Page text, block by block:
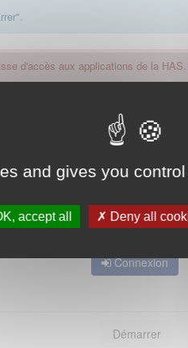
and gives you
accept all Deny all
d'accès aux applications de la
Mot de
Connexion
Démarrer